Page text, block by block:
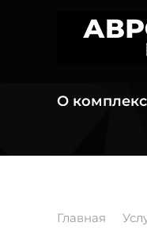
О
Главная